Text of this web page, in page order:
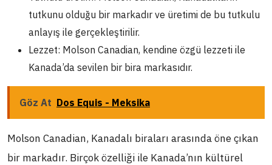
tutkunu olduğu bir markadır ve üretimi de bu tutkulu
anlayış ile gerçekleştirilir.
Lezzet: Molson Canadian, kendine özgü lezzeti ile
Kanada’da sevilen bir bira markasıdır.
Göz At Dos Equis - Meksika
Molson Canadian, Kanadalı biraları arasında öne çıkan
bir markadır. Birçok özelliği ile Kanada’nın kültürel